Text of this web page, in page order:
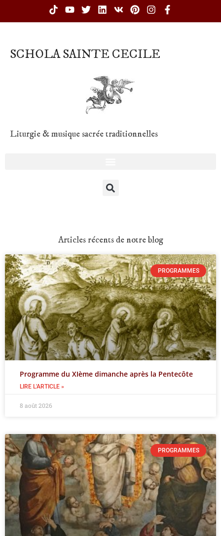
SCHOLA SAINTE CECILE
Liturgie & musique sacrée traditionnelles
Articles récents de notre blog
PROGRAMMES
Programme du XIème dimanche après la Pentecôte
LIRE L'ARTICLE »
8 août 2026
PROGRAMMES